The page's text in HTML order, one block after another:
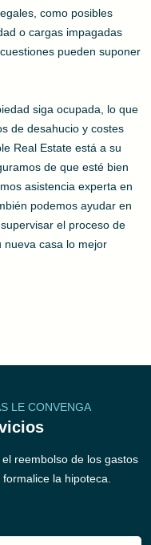
como posibles
o cargas impagadas
pueden suponer
siga ocupada, lo que
de desahucio y costes
Real Estate está a su
de que esté bien
asistencia experta en
podemos ayudar en
el proceso de
nueva casa lo mejor
LE CONVENGA
reembolso de los gastos
la hipoteca.